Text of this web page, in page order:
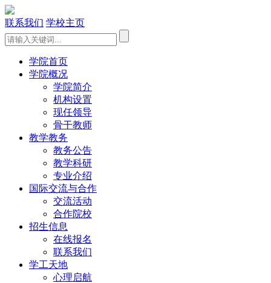
联系我们 学校主页
学院首页
学院概况
学院简介
机构设置
现任领导
骨干教师
教学教务
教务公告
教学科研
专业介绍
国际交流与合作
交流活动
合作院校
招生信息
在线报名
联系我们
学工天地
心理启航